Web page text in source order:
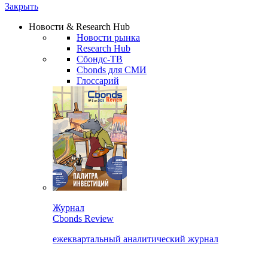
Закрыть
Новости & Research Hub
Новости рынка
Research Hub
Сбондс-ТВ
Cbonds для СМИ
Глоссарий
Журнал
Cbonds Review
ежеквартальный аналитический журнал